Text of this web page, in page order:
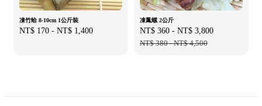
凍竹蛤 8-10cm 1公斤裝
Regular
NT$ 170 - NT$ 1,400
凍鳳螺 2公斤
Sale
price
NT$ 360 - NT$ 3,800
NT$ 380-NT$ 4,500